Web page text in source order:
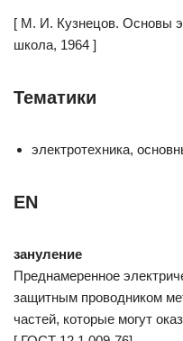
[ М. И. Кузнецов. Основы
школа, 1964 ]
Тематики
электротехника,
EN
зануление
Преднамеренное
защитным проводником
частей, которые могут